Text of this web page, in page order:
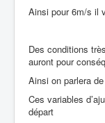
Ainsi pour 6m/s il
Des conditions
auront pour
Ainsi on parlera
Ces variables
départ